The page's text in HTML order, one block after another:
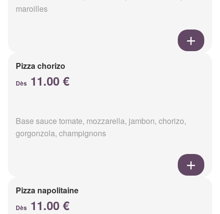
maroilles
Pizza chorizo
Dès 11.00 €
Base sauce tomate, mozzarella, jambon, chorizo,
gorgonzola, champignons
Pizza napolitaine
Dès 11.00 €